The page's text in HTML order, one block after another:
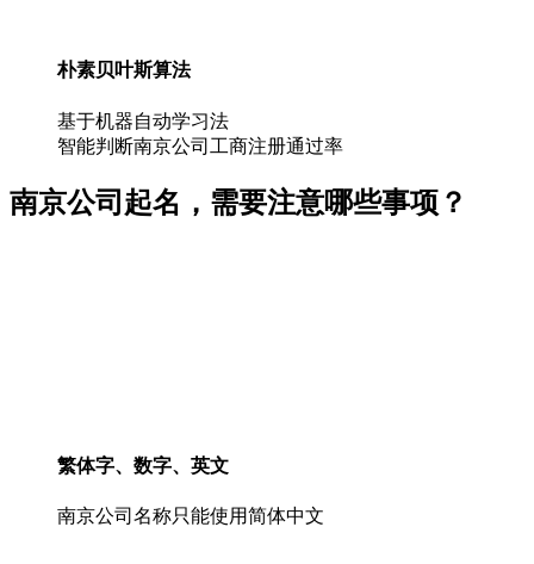
朴素贝叶斯算法
基于机器自动学习法
智能判断南京公司工商注册通过率
南京公司起名，需要注意哪些事项？
繁体字、数字、英文
南京公司名称只能使用简体中文